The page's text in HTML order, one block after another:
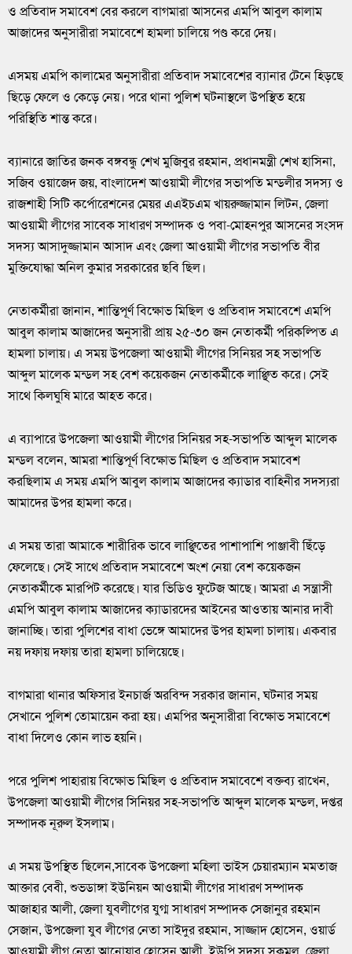
ও প্রতিবাদ সমাবেশ বের করলে বাগমারা আসনের এমপি আবুল কালাম
আজাদের অনুসারীরা সমাবেশে হামলা চালিয়ে পণ্ড করে দেয়।
এসময় এমপি কালামের অনুসারীরা প্রতিবাদ সমাবেশের ব্যানার টেনে হিড়ছে
ছিড়ে ফেলে ও কেড়ে নেয়। পরে থানা পুলিশ ঘটনাস্থলে উপস্থিত হয়ে
পরিস্থিতি শান্ত করে।
ব্যানারে জাতির জনক বঙ্গবন্ধু শেখ মুজিবুর রহমান, প্রধানমন্ত্রী শেখ হাসিনা,
সজিব ওয়াজেদ জয়, বাংলাদেশ আওয়ামী লীগের সভাপতি মন্ডলীর সদস্য ও
রাজশাহী সিটি কর্পোরেশনের মেয়র এএইচএম খায়রুজ্জামান লিটন, জেলা
আওয়ামী লীগের সাবেক সাধারণ সম্পাদক ও পবা-মোহনপুর আসনের সংসদ
সদস্য আসাদুজ্জামান আসাদ এবং জেলা আওয়ামী লীগের সভাপতি বীর
মুক্তিযোদ্ধা অনিল কুমার সরকারের ছবি ছিল।
নেতাকর্মীরা জানান, শান্তিপূর্ণ বিক্ষোভ মিছিল ও প্রতিবাদ সমাবেশে এমপি
আবুল কালাম আজাদের অনুসারী প্রায় ২৫-৩০ জন নেতাকর্মী পরিকল্পিত এ
হামলা চালায়। এ সময় উপজেলা আওয়ামী লীগের সিনিয়র সহ সভাপতি
আব্দুল মালেক মন্ডল সহ বেশ কয়েকজন নেতাকর্মীকে লাঞ্ছিত করে। সেই
সাথে কিলঘুষি মারে আহত করে।
এ ব্যাপারে উপজেলা আওয়ামী লীগের সিনিয়র সহ-সভাপতি আব্দুল মালেক
মন্ডল বলেন, আমরা শান্তিপূর্ণ বিক্ষোভ মিছিল ও প্রতিবাদ সমাবেশ
করছিলাম এ সময় এমপি আবুল কালাম আজাদের ক্যাডার বাহিনীর সদস্যরা
আমাদের উপর হামলা করে।
এ সময় তারা আমাকে শারীরিক ভাবে লাঞ্ছিতের পাশাপাশি পাঞ্জাবী ছিঁড়ে
ফেলেছে। সেই সাথে প্রতিবাদ সমাবেশে অংশ নেয়া বেশ কয়েকজন
নেতাকর্মীকে মারপিট করেছে। যার ভিডিও ফুটেজ আছে। আমরা এ সন্ত্রাসী
এমপি আবুল কালাম আজাদের ক্যাডারদের আইনের আওতায় আনার দাবী
জানাচ্ছি। তারা পুলিশের বাধা ভেঙ্গে আমাদের উপর হামলা চালায়। একবার
নয় দফায় দফায় তারা হামলা চালিয়েছে।
বাগমারা থানার অফিসার ইনচার্জ অরবিন্দ সরকার জানান, ঘটনার সময়
সেখানে পুলিশ তোমায়েন করা হয়। এমপির অনুসারীরা বিক্ষোভ সমাবেশে
বাধা দিলেও কোন লাভ হয়নি।
পরে পুলিশ পাহারায় বিক্ষোভ মিছিল ও প্রতিবাদ সমাবেশে বক্তব্য রাখেন,
উপজেলা আওয়ামী লীগের সিনিয়র সহ-সভাপতি আব্দুল মালেক মন্ডল, দপ্তর
সম্পাদক নূরুল ইসলাম।
এ সময় উপস্থিত ছিলেন,সাবেক উপজেলা মহিলা ভাইস চেয়ারম্যান মমতাজ
আক্তার বেবী, শুভডাঙ্গা ইউনিয়ন আওয়ামী লীগের সাধারণ সম্পাদক
আজাহার আলী, জেলা যুবলীগের যুগ্ম সাধারণ সম্পাদক সেজানুর রহমান
সেজান, উপজেলা যুব লীগের নেতা সাইদুর রহমান, সাজ্জাদ হোসেন, ওয়ার্ড